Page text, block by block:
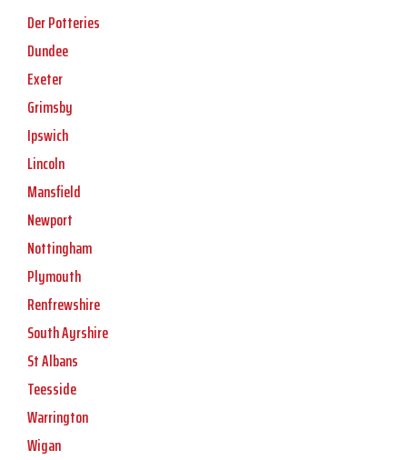
Der Potteries
Dundee
Exeter
Grimsby
Ipswich
Lincoln
Mansfield
Newport
Nottingham
Plymouth
Renfrewshire
South Ayrshire
St Albans
Teesside
Warrington
Wigan